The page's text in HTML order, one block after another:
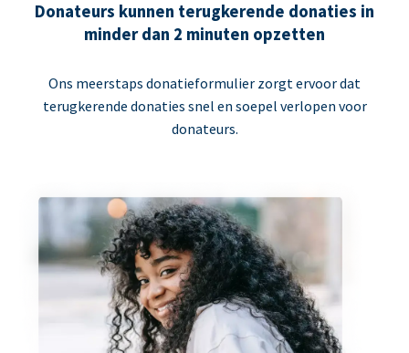
Donateurs kunnen terugkerende donaties in
minder dan 2 minuten opzetten
Ons meerstaps donatieformulier zorgt ervoor dat
terugkerende donaties snel en soepel verlopen voor
donateurs.